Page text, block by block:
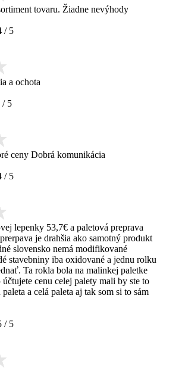
tovaru. Žiadne nevýhody
/ 5
a ochota
/ 5
ceny Dobrá komunikácia
/ 5
lepenky 53,7€ a paletová preprava
je drahšia ako samotný produkt
slovensko nemá modifikované
stavebniny iba oxidované a jednu rolku
Ta rokla bola na malinkej paletke
cenu celej palety mali by ste to
a celá paleta aj tak som si to sám
/ 5